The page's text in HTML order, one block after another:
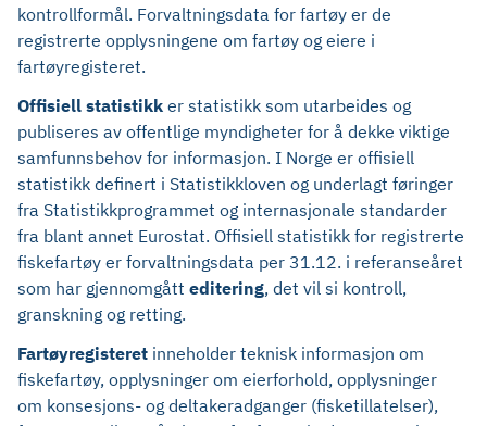
kontrollformål. Forvaltningsdata for fartøy er de
registrerte opplysningene om fartøy og eiere i
fartøyregisteret.
Offisiell statistikk er statistikk som utarbeides og
publiseres av offentlige myndigheter for å dekke viktige
samfunnsbehov for informasjon. I Norge er offisiell
statistikk definert i Statistikkloven og underlagt føringer
fra Statistikkprogrammet og internasjonale standarder
fra blant annet Eurostat. Offisiell statistikk for registrerte
fiskefartøy er forvaltningsdata per 31.12. i referanseåret
som har gjennomgått editering, det vil si kontroll,
granskning og retting.
Fartøyregisteret inneholder teknisk informasjon om
fiskefartøy, opplysninger om eierforhold, opplysninger
om konsesjons- og deltakeradganger (fisketillatelser),